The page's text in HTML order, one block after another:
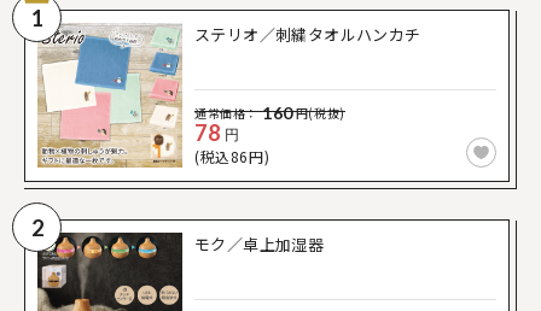
1
ステリオ／刺繍タオルハンカチ
通常価格： 160円(税抜)
78 円
(税込86円)
2
モク／卓上加湿器